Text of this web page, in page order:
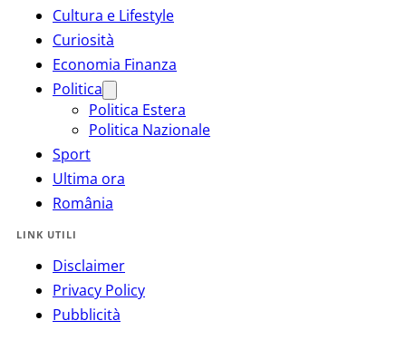
Cultura e Lifestyle
Curiosità
Economia Finanza
Politica
Politica Estera
Politica Nazionale
Sport
Ultima ora
România
LINK UTILI
Disclaimer
Privacy Policy
Pubblicità